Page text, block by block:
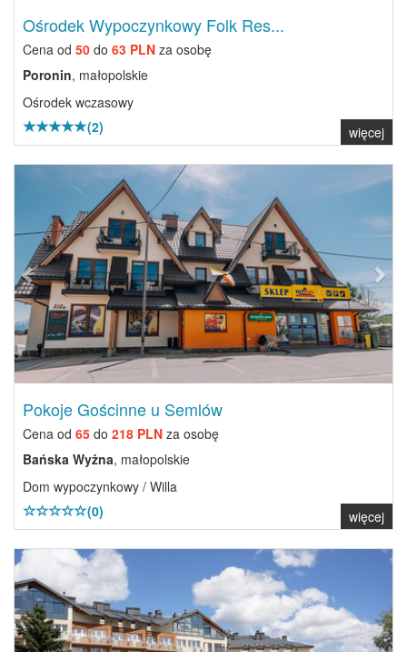
Ośrodek Wypoczynkowy Folk Res...
Cena od 50 do 63 PLN za osobę
Poronin, małopolskie
Ośrodek wczasowy
(2)
więcej
Previous Next
Pokoje Gościnne u Semlów
Cena od 65 do 218 PLN za osobę
Bańska Wyżna, małopolskie
Dom wypoczynkowy / Willa
(0)
więcej
Previous Next